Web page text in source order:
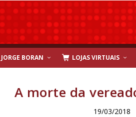
JORGE BORAN LOJAS VIRTUAIS
A morte da
19/03/2018